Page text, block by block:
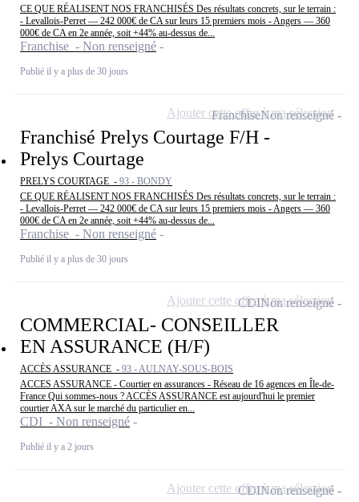
CE QUE RÉALISENT NOS FRANCHISÉS Des résultats concrets, sur le terrain :
- Levallois-Perret — 242 000€ de CA sur leurs 15 premiers mois - Angers — 360
000€ de CA en 2e année, soit +44% au-dessus de...
Franchise - Non renseigné
Publié il y a plus de 30 jours
Franchisé Prelys Courtage F/H -
Prelys Courtage
PRELYS COURTAGE - 93 - BONDY
CE QUE RÉALISENT NOS FRANCHISÉS Des résultats concrets, sur le terrain :
- Levallois-Perret — 242 000€ de CA sur leurs 15 premiers mois - Angers — 360
000€ de CA en 2e année, soit +44% au-dessus de...
Franchise - Non renseigné
Publié il y a plus de 30 jours
FranchiseNon renseigné
Ajouter cette offre à ma sélection
COMMERCIAL- CONSEILLER
EN ASSURANCE (H/F)
ACCÈS ASSURANCE - 93 - AULNAY-SOUS-BOIS
ACCES ASSURANCE - Courtier en assurances - Réseau de 16 agences en Île-de-
France Qui sommes-nous ? ACCÈS ASSURANCE est aujourd'hui le premier
courtier AXA sur le marché du particulier en...
CDI - Non renseigné
Publié il y a 2 jours
CDINon renseigné
Ajouter cette offre à ma sélection
CDINon renseigné
Ajouter cette offre à ma sélection